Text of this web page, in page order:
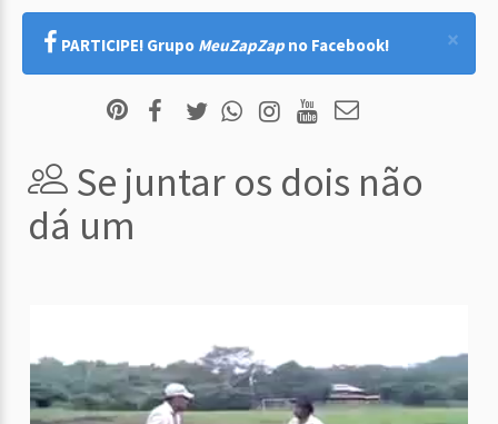
×
PARTICIPE! Grupo MeuZapZap no Facebook!
Se juntar os dois não
dá um